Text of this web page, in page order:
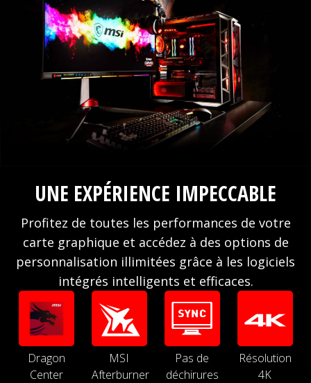
UNE EXPÉRIENCE IMPECCABLE
Profitez de toutes les performances de votre
carte graphique et accédez à des options de
personnalisation illimitées grâce à les logiciels
intégrés intelligents et efficaces.
Dragon
Center
MSI
Afterburner
Pas de
déchirures
Résolution
4K